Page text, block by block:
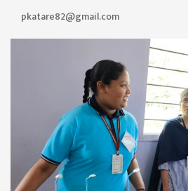
pkatare82@gmail.com